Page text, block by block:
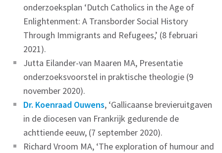
onderzoeksplan ‘Dutch Catholics in the Age of
Enlightenment: A Transborder Social History
Through Immigrants and Refugees,’ (8 februari
2021).
Jutta Eilander-van Maaren MA, Presentatie
onderzoeksvoorstel in praktische theologie (9
november 2020).
Dr. Koenraad Ouwens, ‘Gallicaanse brevieruitgaven
in de diocesen van Frankrijk gedurende de
achttiende eeuw, (7 september 2020).
Richard Vroom MA, ‘The exploration of humour and